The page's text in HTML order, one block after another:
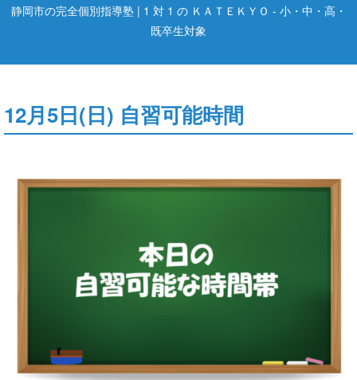
静岡市の完全個別指導塾 | 1 対 1 の ＫＡＴＥＫＹＯ - 小・中・高・
既卒生対象
12月5日(日) 自習可能時間